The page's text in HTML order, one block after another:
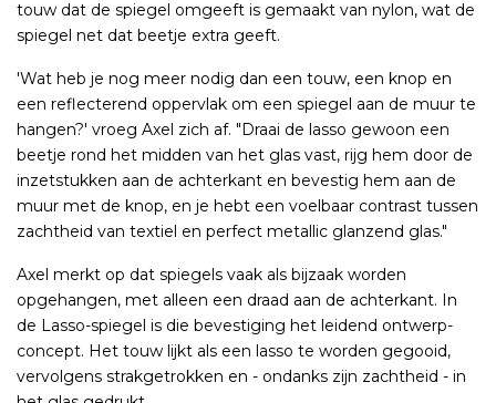
touw dat de spiegel omgeeft is gemaakt van nylon, wat de
spiegel net dat beetje extra geeft.
'Wat heb je nog meer nodig dan een touw, een knop en
een reflecterend oppervlak om een ​​spiegel aan de muur te
hangen?' vroeg ​​Axel zich af. "Draai de lasso gewoon een
beetje rond het midden van het glas vast, rijg hem door de
inzetstukken aan de achterkant en bevestig hem aan de
muur met de knop, en je hebt een voelbaar contrast tussen
zachtheid van textiel en perfect metallic glanzend glas."
Axel merkt op dat spiegels vaak als bijzaak worden
opgehangen, met alleen een draad aan de achterkant. In
de Lasso-spiegel is die bevestiging het leidend ontwerp-
concept. Het touw lijkt als een lasso te worden gegooid,
vervolgens strakgetrokken en - ondanks zijn zachtheid - in